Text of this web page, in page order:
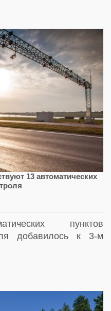
13 автоматических
пунктов
добавилось к 3-м